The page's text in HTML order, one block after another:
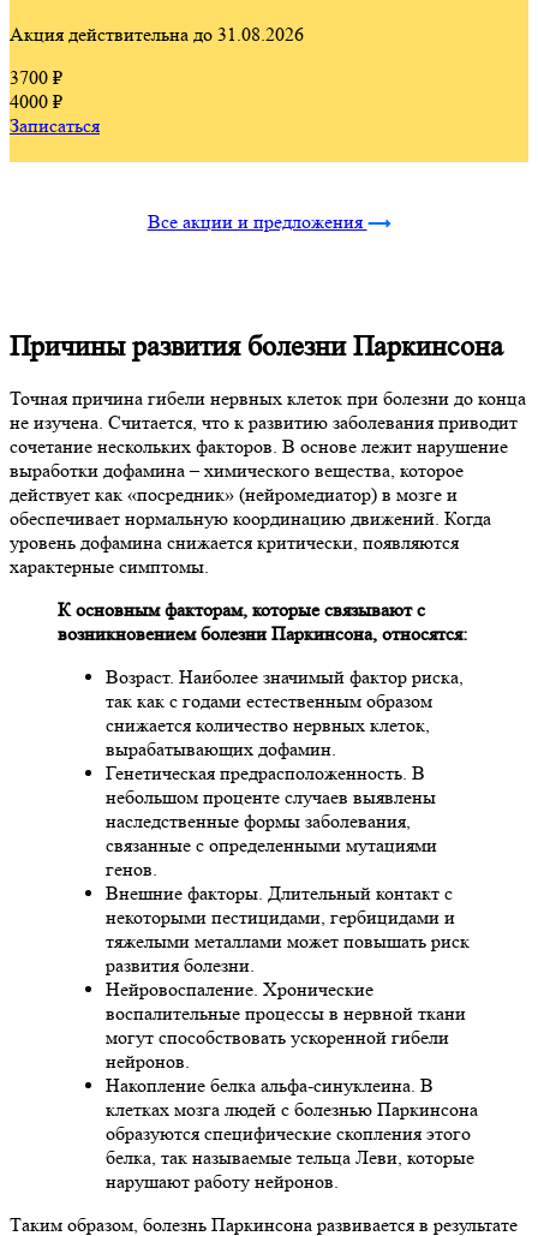
Акция действительна до 31.08.2026
3700 ₽
4000 ₽
Записаться
Все акции и предложения
Причины развития болезни Паркинсона
Точная причина гибели нервных клеток при болезни до конца
не изучена. Считается, что к развитию заболевания приводит
сочетание нескольких факторов. В основе лежит нарушение
выработки дофамина – химического вещества, которое
действует как «посредник» (нейромедиатор) в мозге и
обеспечивает нормальную координацию движений. Когда
уровень дофамина снижается критически, появляются
характерные симптомы.
К основным факторам, которые связывают с
возникновением болезни Паркинсона, относятся:
Возраст. Наиболее значимый фактор риска,
так как с годами естественным образом
снижается количество нервных клеток,
вырабатывающих дофамин.
Генетическая предрасположенность. В
небольшом проценте случаев выявлены
наследственные формы заболевания,
связанные с определенными мутациями
генов.
Внешние факторы. Длительный контакт с
некоторыми пестицидами, гербицидами и
тяжелыми металлами может повышать риск
развития болезни.
Нейровоспаление. Хронические
воспалительные процессы в нервной ткани
могут способствовать ускоренной гибели
нейронов.
Накопление белка альфа-синуклеина. В
клетках мозга людей с болезнью Паркинсона
образуются специфические скопления этого
белка, так называемые тельца Леви, которые
нарушают работу нейронов.
Таким образом, болезнь Паркинсона развивается в результате